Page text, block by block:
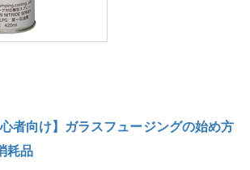
心者向け】ガラスフュージングの始め方
耗品